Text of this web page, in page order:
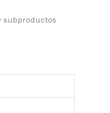
subproductos